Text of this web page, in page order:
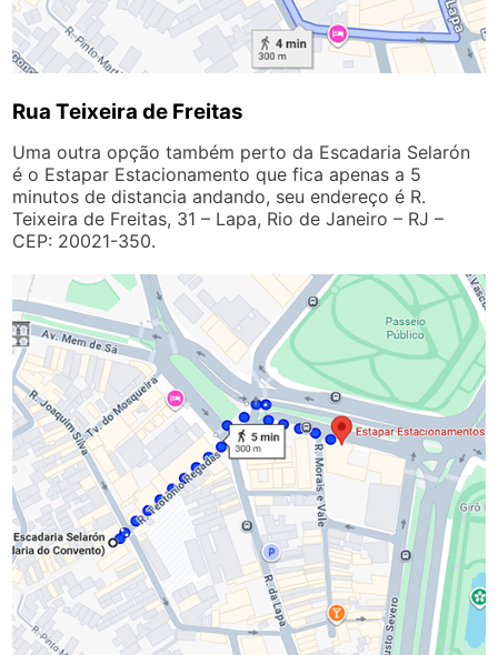
Rua Teixeira de Freitas
Uma outra opção também perto da Escadaria Selarón
é o Estapar Estacionamento que fica apenas a 5
minutos de distancia andando, seu endereço é R.
Teixeira de Freitas, 31 – Lapa, Rio de Janeiro – RJ –
CEP: 20021-350.